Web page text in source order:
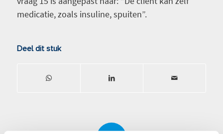
medicatie, zoals insuline, spuiten”.
Deel dit stuk